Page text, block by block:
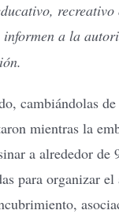
informen a la
cambiándolas
mientras la
a alrededor de
para organizar